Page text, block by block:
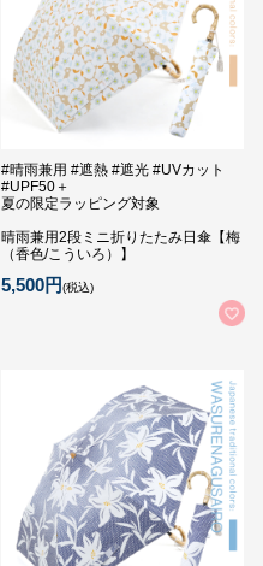
#晴雨兼用 #遮熱 #遮光 #UVカット
#UPF50＋
夏の限定ラッピング対象
晴雨兼用2段ミニ折りたたみ日傘【梅
（香色/こういろ）】
5,500円(税込)